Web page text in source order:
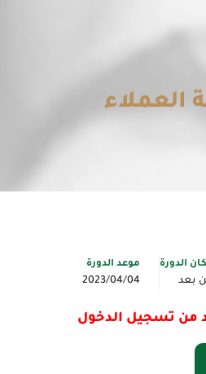
العملاء
الدورة
بعد
موعد الدورة
2023/04/04
من تسجيل الدخول